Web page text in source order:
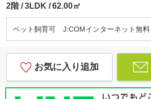
2階 3LDK 62.00㎡
ペット飼育可 J:COMインターネット無料
お気に入り追加